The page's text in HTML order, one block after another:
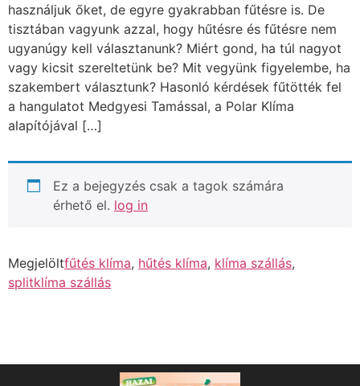
használjuk őket, de egyre gyakrabban fűtésre is. De
tisztában vagyunk azzal, hogy hűtésre és fűtésre nem
ugyanúgy kell választanunk? Miért gond, ha túl nagyot
vagy kicsit szereltetünk be? Mit vegyünk figyelembe, ha
szakembert választunk? Hasonló kérdések fűtötték fel
a hangulatot Medgyesi Tamással, a Polar Klíma
alapítójával […]
Ez a bejegyzés csak a tagok számára
érhető el. log in
Megjelöltfűtés klíma, hűtés klíma, klíma szállás,
splitklíma szállás